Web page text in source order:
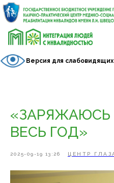
Версия для слабовидящих
ВЕСЬ ГОД»
2025-09-19 13:26 ЦЕНТР